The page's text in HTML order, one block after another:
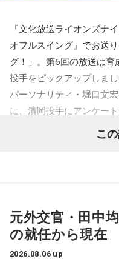
/ Furui Riho / blend
なないで / ホピーハイボ
っつん少年 / みーぽん。
girl / メとメ / もさを。 /
山田タケシ / 八生 / 由薫
と）SAMPO / Lavt / らく
LET ME KNOW / レトロ
●会場：ANIMA /
CLAPPER / club JOULE /
/ First Love is Never
Fluffy / BlueVeil / Baby
HONEBONE /
美人 / メリクレット / 望
わからず、 / Yobahi /
Laughing Hick / Lala /
風呂と街灯 / カドマチ /
ニー / かわにしなつき /
Guiano / Ku:ui / kurage /
解説は、日本経済新聞客
アナウンサーの栗林さみ。
『文化放送ライオンズ
オフルスイング』でお送
グ！」。第6回の放送は
投手をピックアップしまし
パーソナリティ・堀口文
に、濱岡投手にアンケー
1．身長、体重、足のサイ
重だったので「太」を組
3．プロに入ってからの初
こ
元外交官・田中
の就任から現在
2026.08.06 up